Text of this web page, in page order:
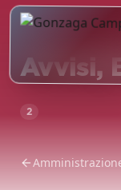
Avvisi,
2